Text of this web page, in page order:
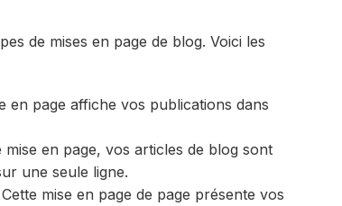
de mises en page de blog. Voici les
en page affiche vos publications dans
mise en page, vos articles de blog sont
une seule ligne.
Cette mise en page de page présente vos